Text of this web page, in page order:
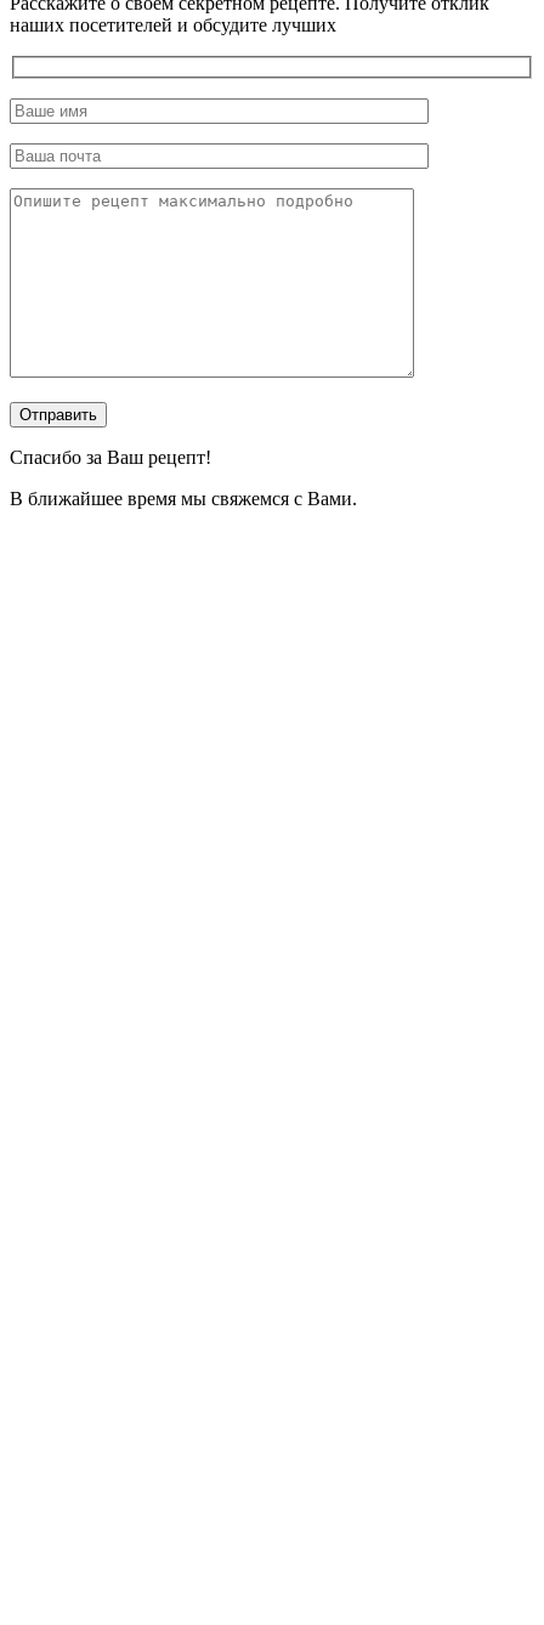
наших посетителей и обсудите лучших
Спасибо за Ваш рецепт!
В ближайшее время мы свяжемся с Вами.